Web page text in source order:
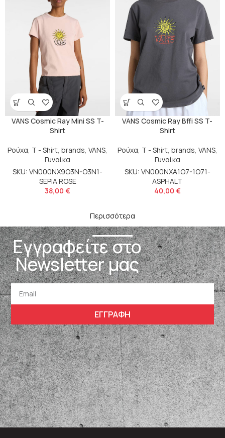
VANS Cosmic Ray Mini SS T-
Shirt
Ρούχα, T - Shirt, brands, VANS,
Γυναίκα
SKU: VN000NX9O3N-O3N1-
SEPIA ROSE
38,00 €
VANS Cosmic Ray Bffi SS T-
Shirt
Ρούχα, T - Shirt, brands, VANS,
Γυναίκα
SKU: VN000NXA1O7-1O71-
ASPHALT
40,00 €
Περισσότερα
Εγγραφείτε στο
Newsletter μας
ΕΓΓΡΑΦΗ